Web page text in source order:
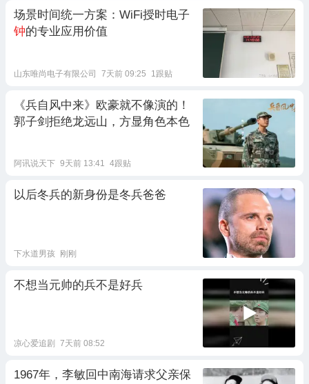
场景时间统一方案：WiFi授时电子
钟的专业应用价值
山东唯尚电子有限公司 7天前 09:25 1跟贴
《兵自风中来》欧豪就不像演的！
郭子剑拒绝龙远山，方显角色本色
阿讯说天下 9天前 13:41 4跟贴
以后冬兵的新身份是冬兵爸爸
下水道男孩 刚刚
不想当元帅的兵不是好兵
凉心爱追剧 7天前 08:52
1967年，李敏回中南海请求父亲保